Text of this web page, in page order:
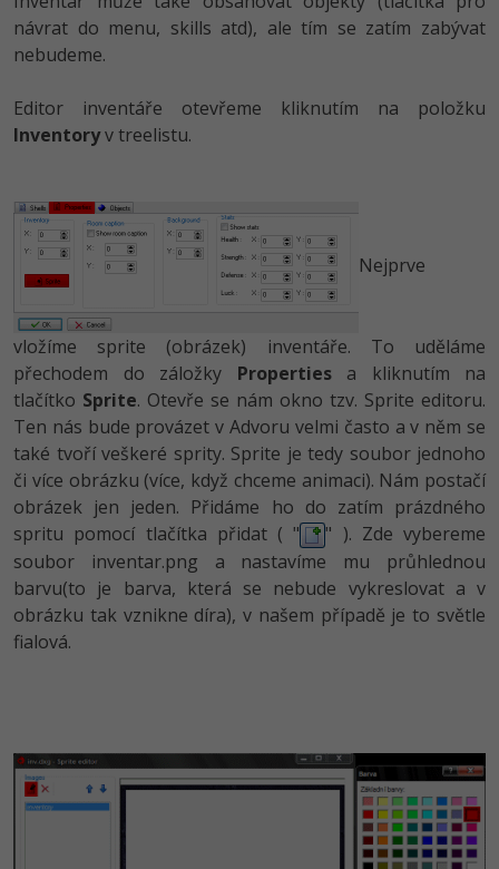
návrat do menu, skills atd), ale tím se zatím zabývat
nebudeme.
Editor inventáře otevřeme kliknutím na položku
Inventoryv treelistu.
Nejprve
vložíme sprite (obrázek) inventáře. To uděláme
přechodem do záložky Propertiesa kliknutím na
tlačítko Sprite. Otevře se nám okno tzv. Sprite editoru.
Ten nás bude provázet v Advoru velmi často a v něm se
také tvoří veškeré sprity. Sprite je tedy soubor jednoho
či více obrázku (více, když chceme animaci). Nám postačí
obrázek jen jeden. Přidáme ho do zatím prázdného
spritu pomocí tlačítka přidat ( "
" ). Zde vybereme
soubor inventar.png a nastavíme mu průhlednou
barvu(to je barva, která se nebude vykreslovat a v
obrázku tak vznikne díra), v našem případě je to světle
fialová.